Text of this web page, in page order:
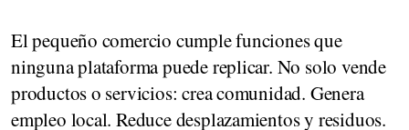
El pequeño comercio cumple funciones que
ninguna plataforma puede replicar. No solo vende
productos o servicios: crea comunidad. Genera
empleo local. Reduce desplazamientos y residuos.